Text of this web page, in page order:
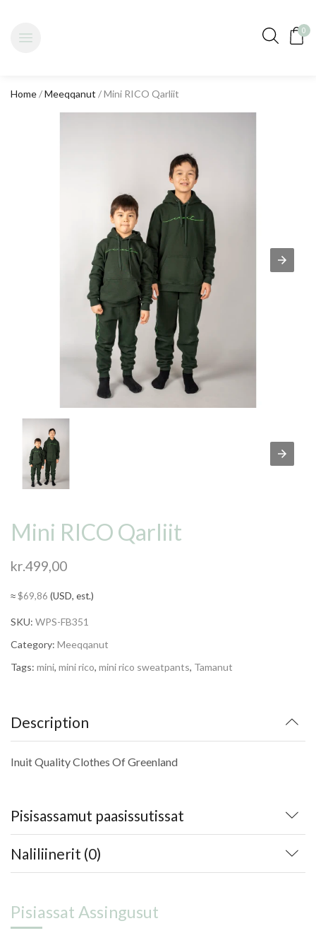
0
Home/Meeqqanut / Mini RICO Qarliit
Mini RICO Qarliit
kr.499,00
≈$69,86 (USD, est.)
SKU: WPS-FB351
Category: Meeqqanut
Tags: mini, mini rico, mini rico sweatpants, Tamanut
Description
Inuit Quality Clothes Of Greenland
Pisisassamut paasissutissat
Naliliinerit (0)
Pisiassat Assingusut